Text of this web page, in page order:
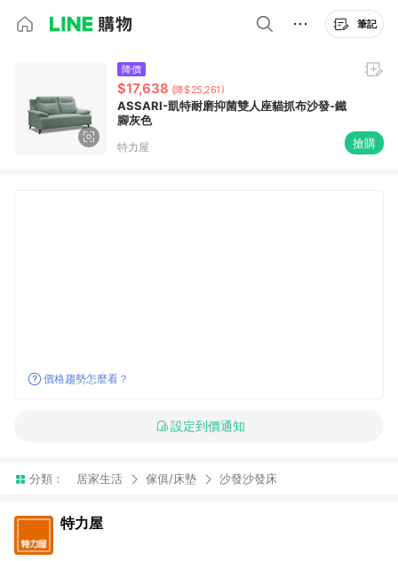
筆記
降價
$17,638 (降$25,261)
ASSARI-凱特耐磨抑菌雙人座貓抓布沙發-鐵
腳灰色
特力屋 搶購
價格趨勢怎麼看？
設定到價通知
分類： 居家生活 傢俱/床墊 沙發沙發床
特力屋